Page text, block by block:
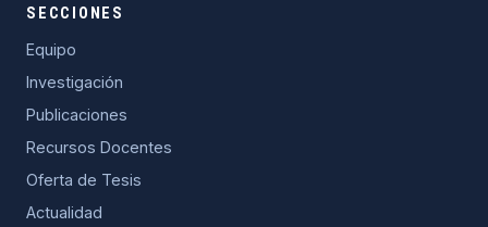
SECCIONES
Equipo
Investigación
Publicaciones
Recursos Docentes
Oferta de Tesis
Actualidad